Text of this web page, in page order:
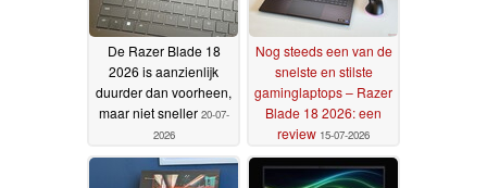
De Razer Blade 18
2026 is aanzienlijk
duurder dan voorheen,
maar niet sneller 20-07-
2026
Nog steeds een van de
snelste en stilste
gaminglaptops – Razer
Blade 18 2026: een
review 15-07-2026